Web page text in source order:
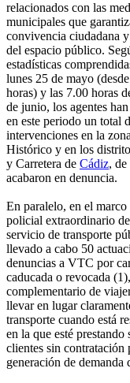
relacionados con las
municipales que
convivencia ciudadana
del espacio público.
estadísticas
lunes 25 de mayo
horas) y las 7.00 horas
de junio, los agentes
en este periodo un total
intervenciones en la
Histórico y en los
y Carretera de Cádiz, de
acabaron en denuncia.
En paralelo, en el
policial extraordinario
servicio de transporte
llevado a cabo 50
denuncias a VTC por
caducada o revocada
complementario de
llevar en lugar
transporte cuando está
en la que esté
clientes sin contratación
generación de demanda